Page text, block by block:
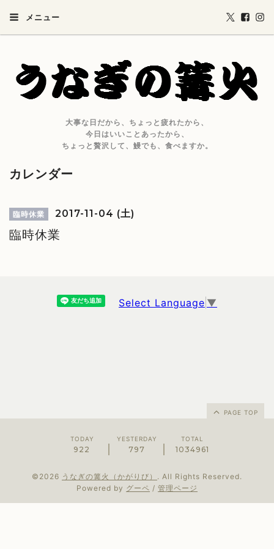
メニュー
大事な日だから、ちょっと疲れたから、
今日はいいことあったから、
ちょっと贅沢して、鰻でも、食べますか。
カレンダー
臨時休業 2017-11-04 (土)
臨時休業
Select Language ▼
PAGE TOP
TODAY
922
YESTERDAY
797
TOTAL
1034961
©2026 うなぎの篝火（かがりび） . All Rights Reserved.
Powered by グーペ / 管理ページ